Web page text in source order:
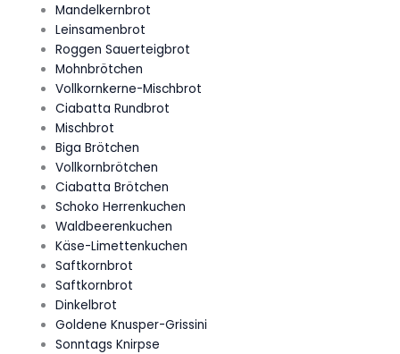
Mandelkernbrot
Leinsamenbrot
Roggen Sauerteigbrot
Mohnbrötchen
Vollkornkerne-Mischbrot
Ciabatta Rundbrot
Mischbrot
Biga Brötchen
Vollkornbrötchen
Ciabatta Brötchen
Schoko Herrenkuchen
Waldbeerenkuchen
Käse-Limettenkuchen
Saftkornbrot
Saftkornbrot
Dinkelbrot
Goldene Knusper-Grissini
Sonntags Knirpse